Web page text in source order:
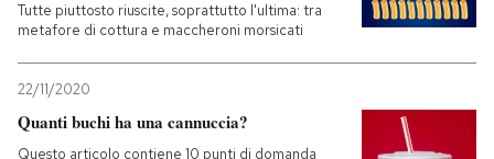
PODCAST
NEWSLETTER
Tutte piuttosto riuscite, soprattutto l'ultima: tra
metafore di cottura e maccheroni morsicati
22/11/2020
Quanti buchi ha una cannuccia?
Questo articolo contiene 10 punti di domanda